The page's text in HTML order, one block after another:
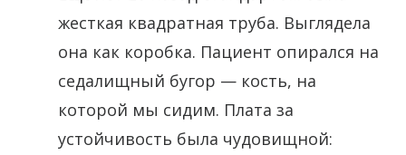
жесткая квадратная труба. Выглядела
она как коробка. Пациент опирался на
седалищный бугор — кость, на
которой мы сидим. Плата за
устойчивость была чудовищной: